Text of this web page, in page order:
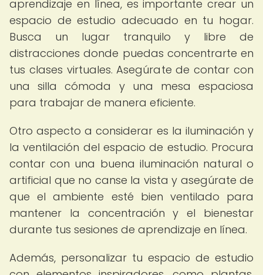
aprendizaje en línea, es importante crear un
espacio de estudio adecuado en tu hogar.
Busca un lugar tranquilo y libre de
distracciones donde puedas concentrarte en
tus clases virtuales. Asegúrate de contar con
una silla cómoda y una mesa espaciosa
para trabajar de manera eficiente.
Otro aspecto a considerar es la iluminación y
la ventilación del espacio de estudio. Procura
contar con una buena iluminación natural o
artificial que no canse la vista y asegúrate de
que el ambiente esté bien ventilado para
mantener la concentración y el bienestar
durante tus sesiones de aprendizaje en línea.
Además, personalizar tu espacio de estudio